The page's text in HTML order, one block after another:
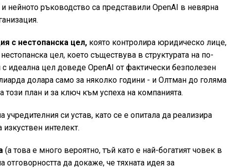
нейното ръководство са представили OpenAI в невярна
с нестопанска цел, която контролира юридическо лице,
цел, което съществува в структурата на по-
идеална цел доведе OpenAI от фактически безполезен
долара само за няколко години - и Олтман до голяма
този план и за ключ към успеха на компанията.
си устав, като се е опитала да реализира
интелект.
(а това е много вероятно, тъй като е най-богатият човек в
да докаже, че тяхната идея за